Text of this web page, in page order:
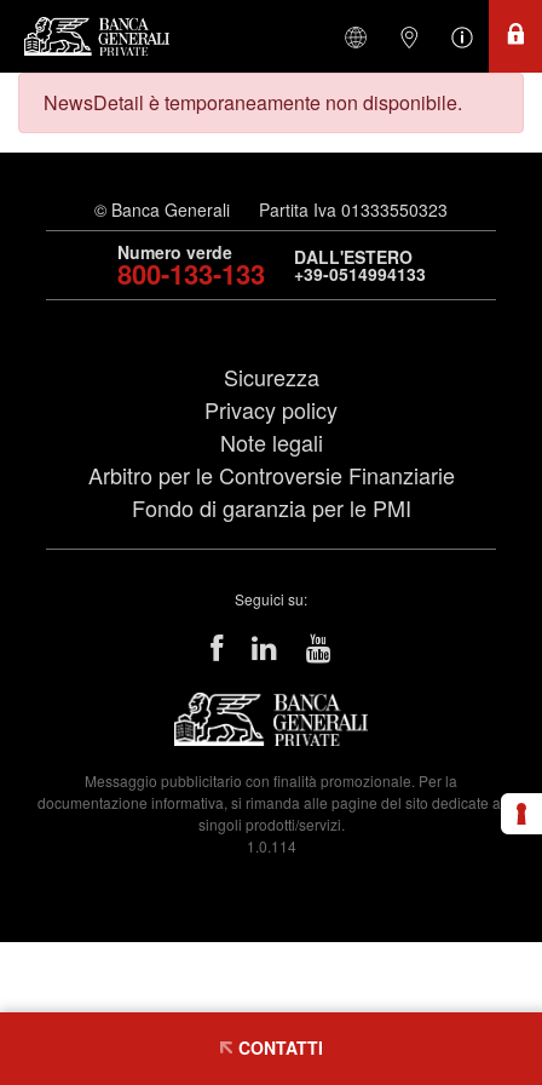
NewsDetail è temporaneamente non disponibile.
© Banca Generali
Partita Iva 01333550323
Numero verde
800-133-133 DALL'ESTERO
+39-0514994133
Sicurezza
Privacy policy
Note legali
Arbitro per le Controversie Finanziarie
Fondo di garanzia per le PMI
Seguici su:
Messaggio pubblicitario con finalità promozionale. Per la
documentazione informativa, si rimanda alle pagine del sito dedicate ai
singoli prodotti/servizi.
1.0.114
CONTATTI